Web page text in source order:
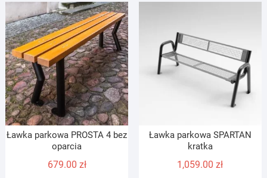
Ławka parkowa PROSTA 4 bez
oparcia
679.00 zł
Ławka parkowa SPARTAN
kratka
1,059.00zł